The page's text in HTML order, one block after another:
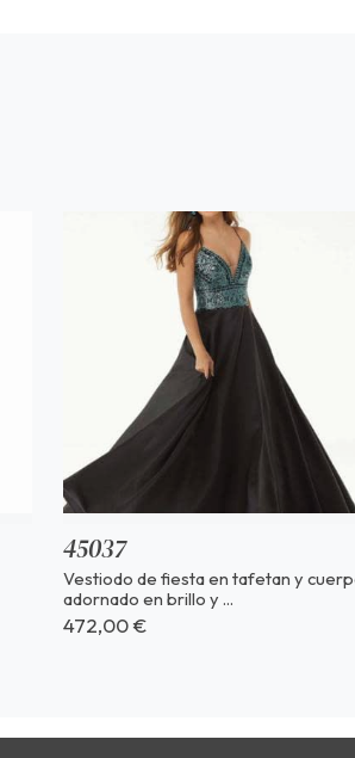
45037
Vestiodo de fiesta en tafetan y
adornado en brillo y ...
472,00 €